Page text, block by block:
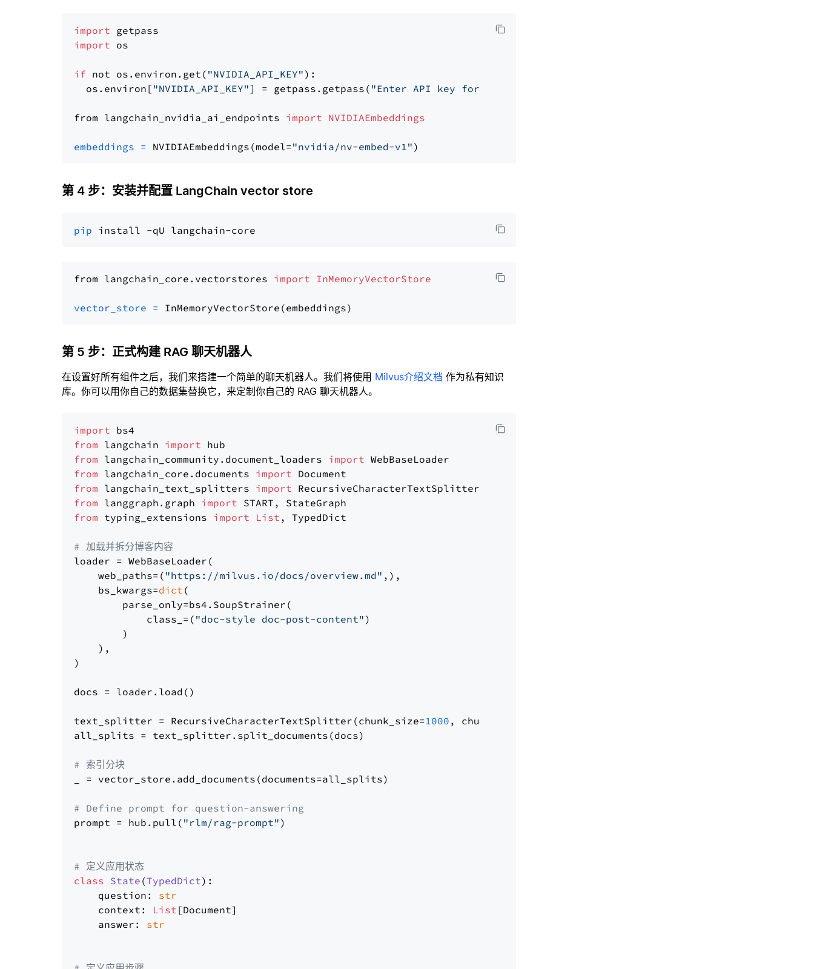
import
import os
if not os.environ.get( "NVIDIA_API_KEY" ):
  os.environ[
"NVIDIA_API_KEY"] = getpass.getpass( "Enter API key for NVIDIA: "
from langchain_nvidia_ai_endpoints import NVIDIAEmbeddings
embeddings = NVIDIAEmbeddings(model="nvidia/nv-embed-v1"
第 4 步：安装并配置 LangChain vector store
pip
from langchain_core.vectorstores import InMemoryVectorStore
vector_store =
第 5 步：正式构建 RAG 聊天机器人
在设置好所有组件之后，我们来搭建一个简单的聊天机器人。我们将使用 Milvus介绍文档 作为私有知识
库。你可以用你自己的数据集替换它，来定制你自己的 RAG 聊天机器人。
import
from langchain import
from langchain_community.document_loaders import
from langchain_core.documents import
from langchain_text_splitters import
from langgraph.graph import
from typing_extensions import List , TypedDict
# 加载并拆分博客内容
loader = WebBaseLoader(
    web_paths=(
"https://milvus.io/docs/overview.md" ,),
    bs_kwargs=
dict (
        parse_only=bs4.SoupStrainer(
            class_=(
"doc-style doc-post-content" )
        )
    ),
)
docs = loader.load()
text_splitter = RecursiveCharacterTextSplitter(chunk_size=1000 , chunk_overlap=
all_splits = text_splitter.split_documents(docs)
# 索引分块
_ = vector_store.add_documents(documents=all_splits)
# Define prompt for question-answering
prompt = hub.pull( "rlm/rag-prompt" )
# 定义应用状态
class State (TypedDict):
    question:
str
    context:
List [Document]
    answer:
str